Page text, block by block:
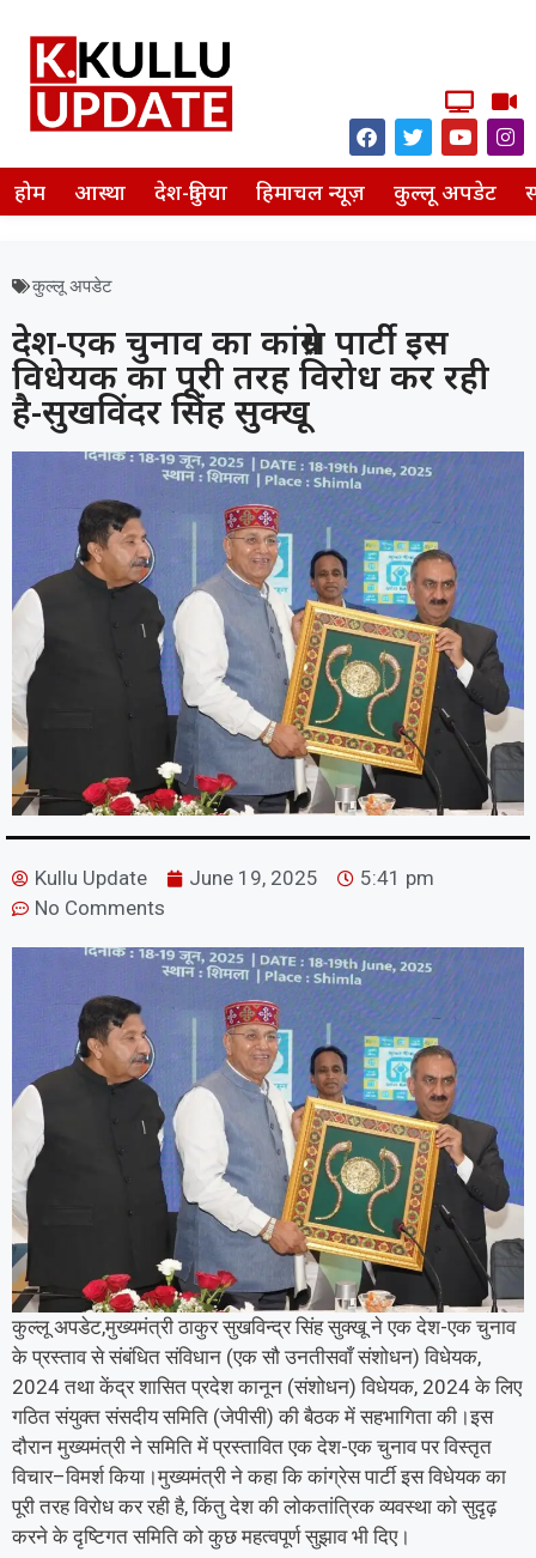
होम आस्था देश-दुनिया हिमाचल न्यूज़ कुल्लू अपडेट
कुल्लू अपडेट
देश-एक चुनाव का कांग्रेस पार्टी इस
विधेयक का पूरी तरह विरोध कर रही
है-सुखविंदर सिंह सुक्खू
Kullu Update June 19, 2025
5:41 pm
No Comments
कुल्लू अपडेट,मुख्यमंत्री ठाकुर सुखविन्द्र सिंह सुक्खू ने एक देश-एक चुनाव
के प्रस्ताव से संबंधित संविधान (एक सौ उनतीसवाँ संशोधन) विधेयक,
2024 तथा केंद्र शासित प्रदेश कानून (संशोधन) विधेयक, 2024 के लिए
गठित संयुक्त संसदीय समिति (जेपीसी) की बैठक में सहभागिता की।इस
दौरान मुख्यमंत्री ने समिति में प्रस्तावित एक देश-एक चुनाव पर विस्तृत
विचार–विमर्श किया।मुख्यमंत्री ने कहा कि कांग्रेस पार्टी इस विधेयक का
पूरी तरह विरोध कर रही है, किंतु देश की लोकतांत्रिक व्यवस्था को सुदृढ़
करने के दृष्टिगत समिति को कुछ महत्वपूर्ण सुझाव भी दिए।